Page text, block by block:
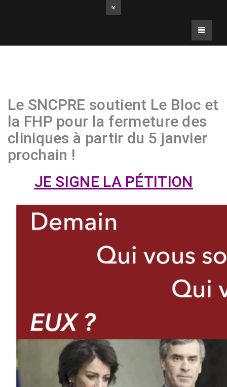
Le SNCPRE soutient Le Bloc et
la FHP pour la fermeture des
cliniques à partir du 5 janvier
prochain !
JE SIGNE LA PÉTITION